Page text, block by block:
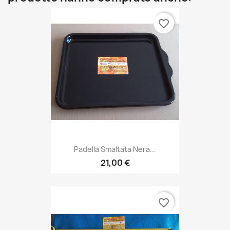
Padella Smaltata Nera...
21,00 €
favorite_border
favorite_border